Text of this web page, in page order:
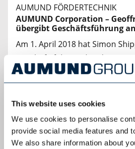
This website uses cookies
We use cookies to personalise
provide social media features and
We also share information about
AUMUND FÖRDERTECHNIK
AUMUND Corporation –
übergibt Geschäftsführung
Am 1. April 2018 hat Simon
Geschäftsführung bei der
USA, Tochtergesellschaft der
Fördertechnik GmbH in
Simon Shipp verfügt über eine
Erfahrung im internationalen
Anlagenbau, insbesondere in
Schüttgutfördertechnik.